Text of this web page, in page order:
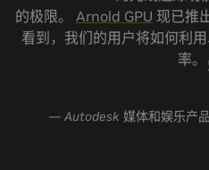
的极限。 Arnold GPU 现已推
看到，我们的用户将如何利
率。
—Autodesk 媒体和娱乐产